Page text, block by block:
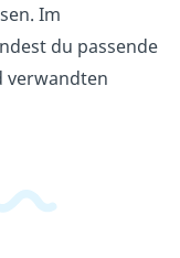
Im
du passende
verwandten